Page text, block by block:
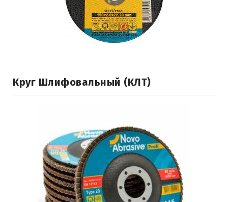
Круг Шлифовальный (КЛТ)